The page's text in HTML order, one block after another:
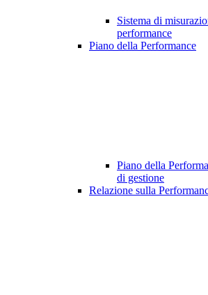
Sistema di
performance
Piano della Performance
Piano della
di gestione
Relazione sulla